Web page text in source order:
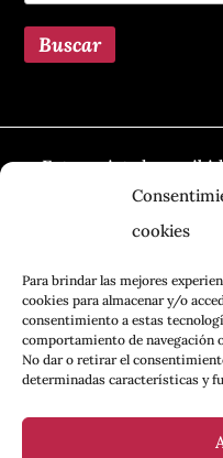
cookies
Para brindar las mejores
cookies para almacenar y/o
consentimiento a estas
comportamiento de navegación
No dar o retirar el
determinadas características y
Esta revista ha
Ministerio de
General del Libro,